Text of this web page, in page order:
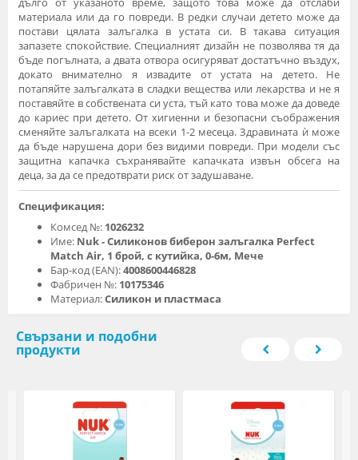
материала или да го повреди. В редки случаи детето може да
постави цялата залъгалка в устата си. В такава ситуация
запазете спокойствие. Специалният дизайн не позволява тя да
бъде погълната, а двата отвора осигуряват достатъчно въздух,
докато внимателно я извадите от устата на детето. Не
потапяйте залъгалката в сладки вещества или лекарства и не я
поставяйте в собствената си уста, тъй като това може да доведе
до кариес при детето. От хигиенни и безопасни съображения
сменяйте залъгалката на всеки 1-2 месеца. Здравината ѝ може
да бъде нарушена дори без видими повреди. При модели със
защитна капачка съхранявайте капачката извън обсега на
деца, за да се предотврати риск от задушаване.
Спецификация:
Комсед №: 1026232
Име: Nuk - Силиконов биберон залъгалка Perfect
Match Air, 1 брой, с кутийка, 0-6м, Мече
Бар-код (EAN):4008600446828
Фабричен №: 10175346
Материал:Силикон и пластмаса
Свързани и подобни
продукти